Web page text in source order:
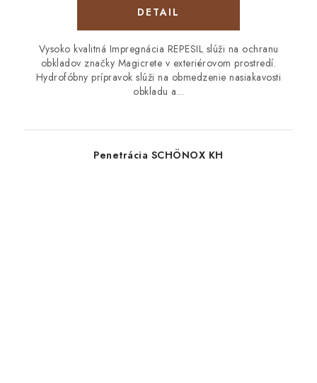
DETAIL
Vysoko kvalitná Impregnácia REPESIL slúži na ochranu
obkladov značky Magicrete v exteriérovom prostredí.
Hydrofóbny prípravok slúži na obmedzenie nasiakavosti
obkladu a...
Penetrácia SCHÖNOX KH